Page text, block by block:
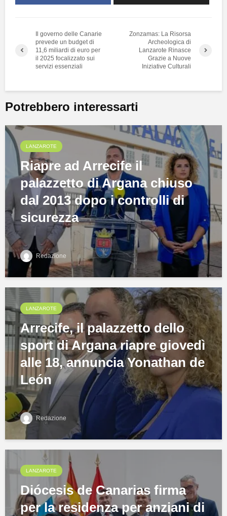
Il governo delle Canarie
prevede un budget di
11,6 miliardi di euro per
il 2025 focalizzato sui
servizi essenziali
Zonzamas: La Risorsa
Archeologica di
Lanzarote Rinasce
Grazie a Nuove
Iniziative Culturali
Potrebbero interessarti
LANZAROTE
Riapre ad Arrecife il
palazzetto di Argana chiuso
dal 2013 dopo i controlli di
sicurezza
Redazione
LANZAROTE
Arrecife, il palazzetto dello
sport di Argana riapre giovedì
alle 18, annuncia Yonathan de
León
Redazione
LANZAROTE
Diócesis de Canarias firma
per la residenza per anziani di